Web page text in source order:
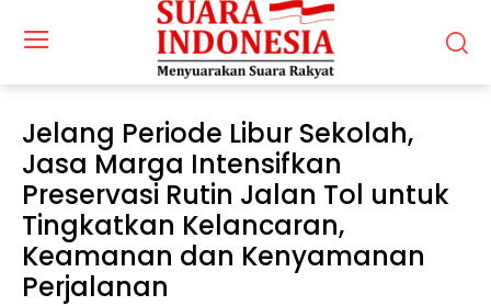
Jelang Periode Libur Sekolah,
Jasa Marga Intensifkan
Preservasi Rutin Jalan Tol untuk
Tingkatkan Kelancaran,
Keamanan dan Kenyamanan
Perjalanan